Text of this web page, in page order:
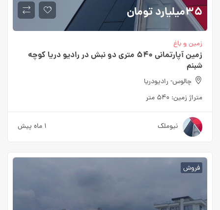
۳۵میلیارد تومان
زمین و باغ
زمین آپارتمانی ۵۴۰ متری دو نبش در رادیو دریا کوچه
شبنم
چالوس- رادیودریا
متراژ زمین: ۵۴۰ متر
نیوملک ۱ ماه پیش
فروش